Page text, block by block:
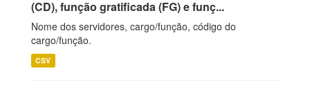
(CD), função gratificada (FG) e funç...
Nome dos servidores, cargo/função, código do
cargo/função.
CSV